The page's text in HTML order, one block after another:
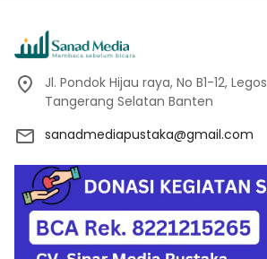
Jl. Pondok Hijau raya, No B1-12,
Tangerang Selatan Banten
sanadmediapustaka@gmail.com